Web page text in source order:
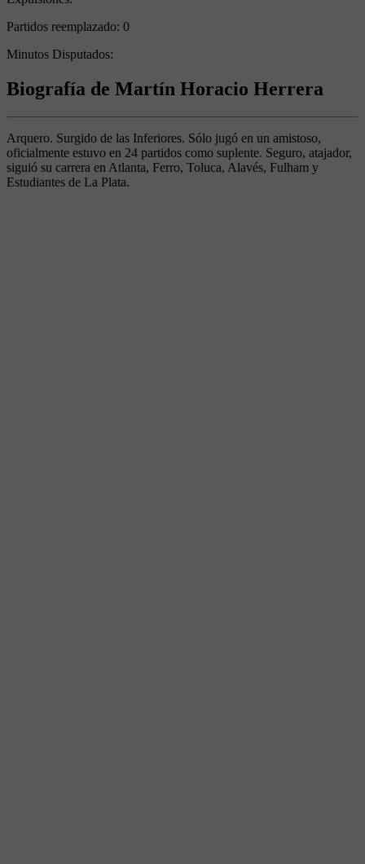
Partidos reemplazado: 0
Minutos Disputados:
Biografía de Martín Horacio Herrera
Arquero. Surgido de las Inferiores. Sólo jugó en un amistoso,
oficialmente estuvo en 24 partidos como suplente. Seguro, atajador,
siguió su carrera en Atlanta, Ferro, Toluca, Alavés, Fulham y
Estudiantes de La Plata.